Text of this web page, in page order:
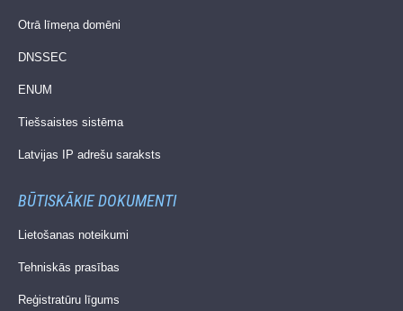
Otrā līmeņa domēni
DNSSEC
ENUM
Tiešsaistes sistēma
Latvijas IP adrešu saraksts
BŪTISKĀKIE DOKUMENTI
Lietošanas noteikumi
Tehniskās prasības
Reģistratūru līgums